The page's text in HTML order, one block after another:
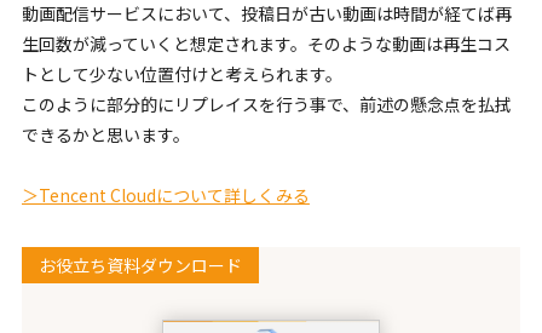
動画配信サービスにおいて、投稿日が古い動画は時間が経てば再
生回数が減っていくと想定されます。そのような動画は再生コス
トとして少ない位置付けと考えられます。
このように部分的にリプレイスを行う事で、前述の懸念点を払拭
できるかと思います。
＞Tencent Cloudについて詳しくみる
お役立ち資料ダウンロード